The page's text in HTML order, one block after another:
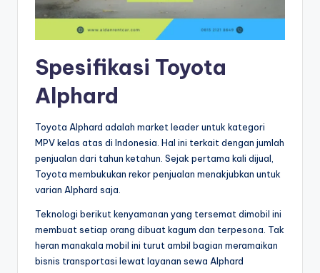
Spesifikasi Toyota
Alphard
Toyota Alphard adalah market leader untuk kategori
MPV kelas atas di Indonesia. Hal ini terkait dengan jumlah
penjualan dari tahun ketahun. Sejak pertama kali dijual,
Toyota membukukan rekor penjualan menakjubkan untuk
varian Alphard saja.
Teknologi berikut kenyamanan yang tersemat dimobil ini
membuat setiap orang dibuat kagum dan terpesona. Tak
heran manakala mobil ini turut ambil bagian meramaikan
bisnis transportasi lewat layanan sewa Alphard